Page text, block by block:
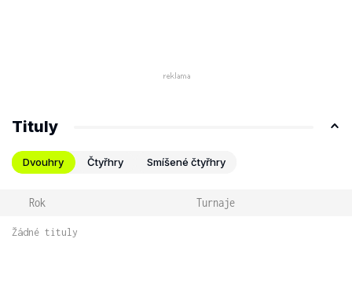
Tituly
Dvouhry Čtyřhry Smíšené čtyřhry
Rok Turnaje
Žádné tituly